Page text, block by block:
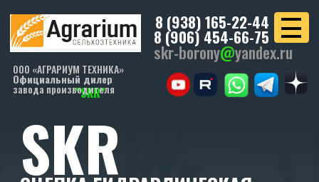
8 (938) 165-22-44
8 (906) 454-66-75
skr-borony@yandex.ru
"SKR"
ООО «АГРАРИУМ ТЕХНИКА»
завода производителя
СЦЕПКА ГИДРАВЛИЧЕСКАЯ
БОРОНЫ РОТАЦИОННОЙ МОТЫГИ
SKR
CARBON